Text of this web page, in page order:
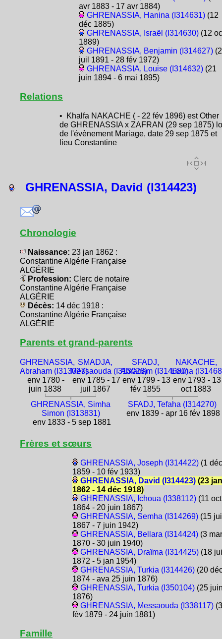
avr 1883 - 17 avr 1884)
GHRENASSIA, Hanina (I314631)(12
déc 1885)
GHRENASSIA, Israël (I314630)(12
1889)
GHRENASSIA, Benjamin (I314627)
juil 1891 - 28 fév 1972)
GHRENASSIA, Louise (I314632)(21
juin 1894 - 6 mai 1895)
Relations
• Khalfa NAKACHE ( - 22 fév 1896) est Other
de GHRENASSIA x ZAFRAN (29 sep 1875)
de l'évènement Mariage, date 29 sep 1875 et
lieu Constantine
GHRENASSIA, David (I314423)
Chronologie
Naissance: 23 jan 1862 :
Constantine Algérie Française
ALGÉRIE
Profession: Clerc de notaire
Constantine Algérie Française
ALGÉRIE
Décès: 14 déc 1918 :
Constantine Algérie Française
ALGÉRIE
Parents et grand-parents
GHRENASSIA,
Abraham (I313027)
env 1780 -
juin 1838
SMADJA,
Messaouda (I313028)
env 1785 - 17
juil 1867
SFADJ,
Abraham (I314680)
env 1799 - 13
fév 1855
NAKACHE,
Louna
env 1793 - 13
oct 1883
GHRENASSIA, Simha
Simon (I313831)
env 1833 - 5 sep 1881
SFADJ, Tefaha (I314270)
env 1839 - apr 16 fév 1898
Frères et sœurs
GHRENASSIA, Joseph (I314422)(1 déc
1859 - 10 fév 1933)
GHRENASSIA, David (I314423)(23 jan
1862 - 14 déc 1918)
GHRENASSIA, Ichoua (I338112)(11 oct
1864 - 20 juin 1867)
GHRENASSIA, Semha (I314269)(15
1867 - 7 juin 1942)
GHRENASSIA, Bellara (I314424)(3
1870 - 30 juin 1940)
GHRENASSIA, Draïma (I314425)(18
1872 - 5 jan 1954)
GHRENASSIA, Turkia (I314426)(20
1874 - ava 25 juin 1876)
GHRENASSIA, Turkia (I350104)(25
1876)
GHRENASSIA, Messaouda (I338117)(3
fév 1879 - 24 juin 1881)
Famille